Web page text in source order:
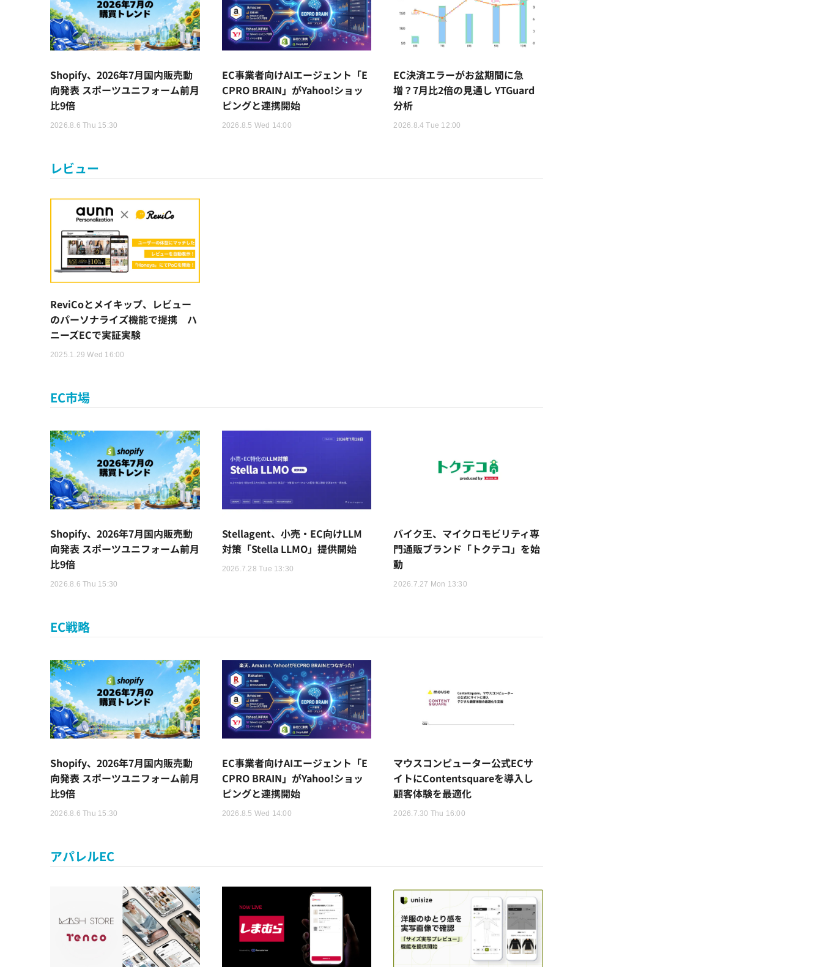
Shopify、2026年7月国内販売動
向発表 スポーツユニフォーム前月
比9倍
2026.8.6 Thu 15:30
EC事業者向けAIエージェント「E
CPRO BRAIN」がYahoo!ショッ
ピングと連携開始
2026.8.5 Wed 14:00
EC決済エラーがお盆期間に急
増？7月比2倍の見通し YTGuard
分析
2026.8.4 Tue 12:00
レビュー
ReviCoとメイキップ、レビュー
のパーソナライズ機能で提携 ハ
ニーズECで実証実験
2025.1.29 Wed 16:00
EC市場
Shopify、2026年7月国内販売動
向発表 スポーツユニフォーム前月
比9倍
2026.8.6 Thu 15:30
Stellagent、小売・EC向けLLM
対策「Stella LLMO」提供開始
2026.7.28 Tue 13:30
バイク王、マイクロモビリティ専
門通販ブランド「トクテコ」を始
動
2026.7.27 Mon 13:30
EC戦略
Shopify、2026年7月国内販売動
向発表 スポーツユニフォーム前月
比9倍
2026.8.6 Thu 15:30
EC事業者向けAIエージェント「E
CPRO BRAIN」がYahoo!ショッ
ピングと連携開始
2026.8.5 Wed 14:00
マウスコンピューター公式ECサ
イトにContentsquareを導入し
顧客体験を最適化
2026.7.30 Thu 16:00
アパレルEC